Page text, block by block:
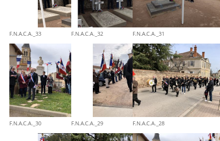
F.N.A.C.A._33 F.N.A.C.A._32 F.N.A.C.A._31
F.N.A.C.A._30 F.N.A.C.A._29 F.N.A.C.A._28